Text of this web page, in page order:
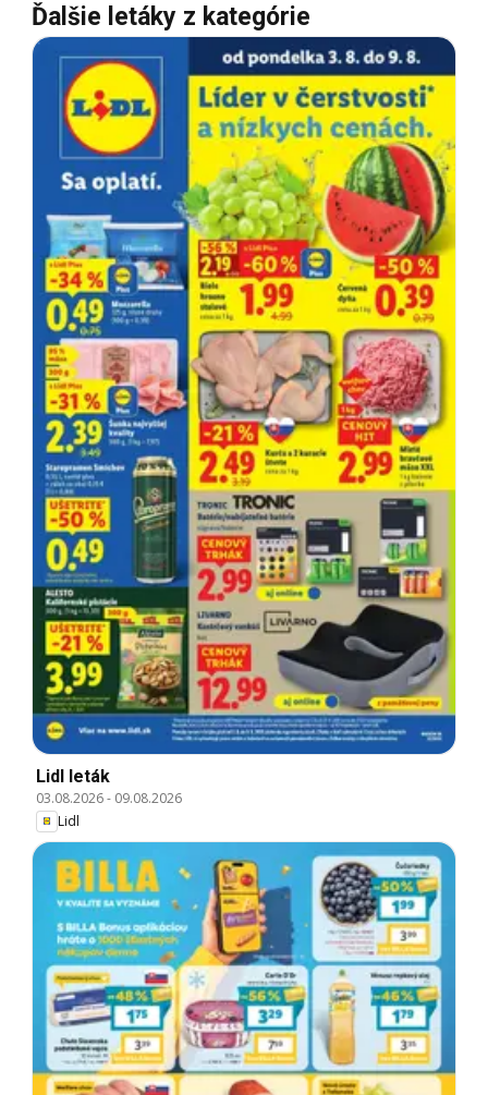
Ďalšie letáky z kategórie
Lidl leták
03.08.2026- 09.08.2026
Lidl